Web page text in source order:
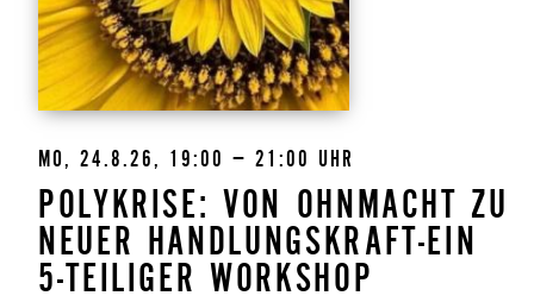
MO, 24.8.26, 19:00 – 21:00 UHR
POLYKRISE: VON OHNMACHT ZU
NEUER HANDLUNGSKRAFT-EIN
5-TEILIGER WORKSHOP